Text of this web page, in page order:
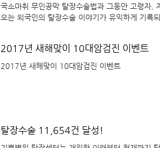
는 것은 사기 같다"고 일침을 가했다.서울대학교
장은 대표적인 외과 전문병원 1세대 경영자로 꼽
배 2명과 함께 서울외과의원을 개원했다. 당시 치
하기 전에 1년반 일정으로 영국 탈장전문 병원으
는 2019년 강남구 한티역에 새 병원으로 확대 개
다. 강 원장은 "앞뒤 재지 말고 환자들에게 보여줄
환자 등 국내 탈장환자 치료에 크게 기여할 것으
식 원장은 “탈장 수술을 위해서는 척추마취나 전
는 103세 할아버지께서 내원해 서혜부 탈장수술
를통해 20분 만에 아무 문제없이 수술을 마쳤다”
sslee@rapportian.com<저작권자 ⓒ 라포르시안,
고 나오는 현상으로 나타납니다 탈장에도 여러 종
많은 70% 이상을 차지하는 것이 서혜부 탈장입니
저런 수술을 많이 하다 보니까 수술한 상처에 벌어
니까? A. 강윤식 외과전문의(기쁨병원장) : 탈장은
술을 하게 되나요? A. 강윤식 외과전문의(기쁨병
법이 있고, 복강경으로 하기도 하고, 그리고 수술
국소마취 무인공막 탈장수술법과 그동안 고령자,
오는 외국인의 탈장수술 이야기가 유익하게 기록
탈장수술법 중에서 가장 간단하면서도 재발을 최
탈장수술은 고위결찰술 강력 추천!* 95세 초고령
2017년 새해맞이 10대암검진 이벤트
2017년 새해맞이 10대암검진 이벤트
탈장수술 11,654건 달성!